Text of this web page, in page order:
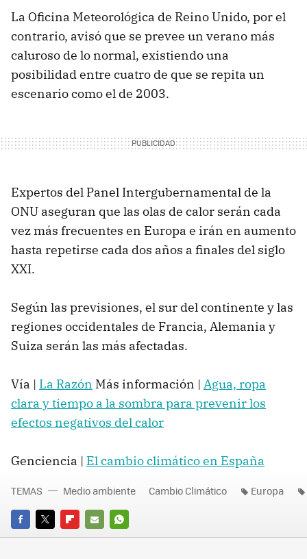
La Oficina Meteorológica de Reino Unido, por el
contrario, avisó que se prevee un verano más
caluroso de lo normal, existiendo una
posibilidad entre cuatro de que se repita un
escenario como el de 2003.
Expertos del Panel Intergubernamental de la
ONU aseguran que las olas de calor serán cada
vez más frecuentes en Europa e irán en aumento
hasta repetirse cada dos años a finales del siglo
XXI.
Según las previsiones, el sur del continente y las
regiones occidentales de Francia, Alemania y
Suiza serán las más afectadas.
Vía | La Razón Más información | Agua, ropa
clara y tiempo a la sombra para prevenir los
efectos negativos del calor
Genciencia | El cambio climático en España
FACEBOOK
TWITTERFLIPBOARD
E-
WHATSAPP
TEMAS Medio ambiente Cambio Climático Europa